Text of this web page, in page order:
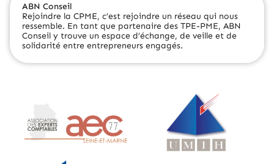
ABN Conseil
Rejoindre la CPME, c’est rejoindre un réseau qui nous
ressemble. En tant que partenaire des TPE-PME, ABN
Conseil y trouve un espace d’échange, de veille et de
solidarité entre entrepreneurs engagés.